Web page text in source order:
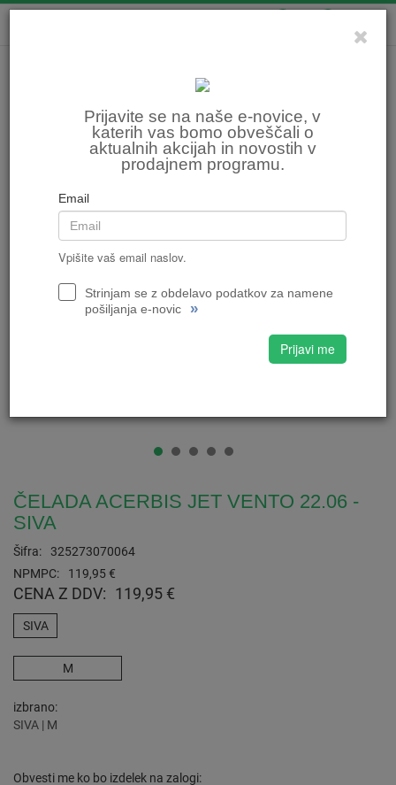
Prijavite se na naše e-novice, v
katerih vas bomo obveščali o
aktualnih akcijah in novostih v
prodajnem programu.
Email
Vpišite vaš email naslov.
Strinjam se z obdelavo podatkov za namene
pošiljanja e-novic
»
Prijavi me
ČELADA ACERBIS JET VENTO 22.06 -
SIVA
Šifra:
325273070064
NPMPC:
119,95 €
CENA Z DDV: 119,95 €
SIVA
M
izbrano
SIVA | M
Obvesti me ko bo izdelek na zalogi: